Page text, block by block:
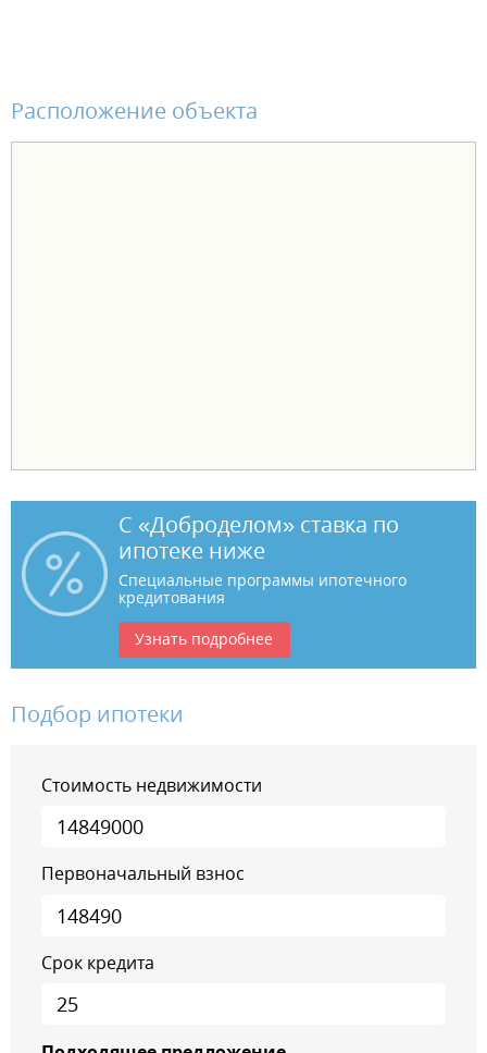
Расположение объекта
С «Доброделом» ставка по
ипотеке ниже
Специальные программы ипотечного
кредитования
Узнать подробнее
Подбор ипотеки
Стоимость недвижимости
Первоначальный взнос
Срок кредита